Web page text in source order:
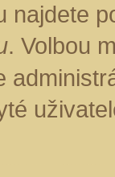
najdete
. Volbou